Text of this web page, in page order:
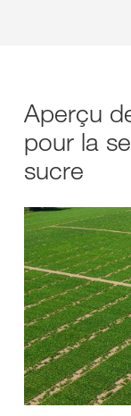
Aperçu
pour la
sucre